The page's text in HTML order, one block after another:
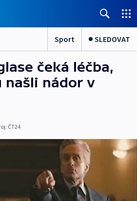
Sport SLEDOVAT
čeká léčba,
našli nádor v
ČT24